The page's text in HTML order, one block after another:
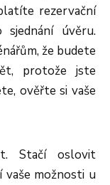
rezervační
úvěru.
že budete
protože jste
ověřte si vaše
Stačí oslovit
možnosti u